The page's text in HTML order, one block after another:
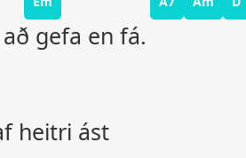
gefa en fá.
heitri ást